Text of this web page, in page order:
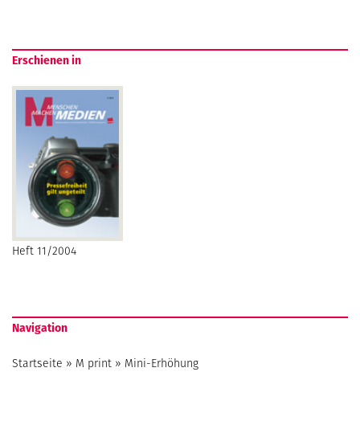
Erschienen in
Heft 11/2004
Navigation
Startseite » M print » Mini-Erhöhung